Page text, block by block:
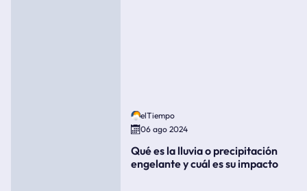
elTiempo
06 ago 2024
Qué es la lluvia o precipitación
engelante y cuál es su impacto